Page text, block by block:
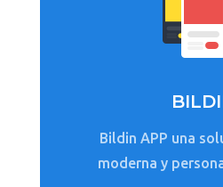
Bildin APP una
moderna y